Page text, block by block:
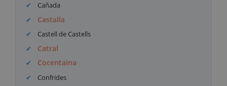
Cañada
Castalla
Castell de Castells
Catral
Cocentaina
Confrides